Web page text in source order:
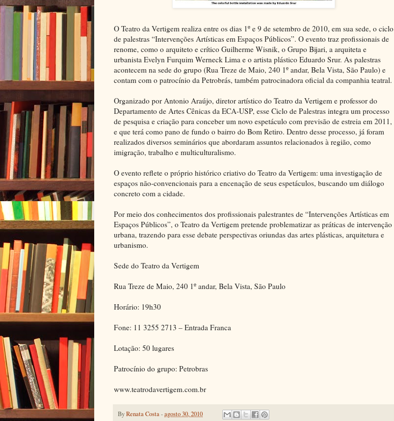
O Teatro da Vertigem realiza entre os dias 1º e 9 de setembro de 2010, em sua sede, o ciclo
de palestras “Intervenções Artísticas em Espaços Públicos”. O evento traz profissionais de
renome, como o arquiteto e crítico Guilherme Wisnik, o Grupo Bijari, a arquiteta e
urbanista Evelyn Furquim Werneck Lima e o artista plástico Eduardo Srur. As palestras
acontecem na sede do grupo (Rua Treze de Maio, 240 1º andar, Bela Vista, São Paulo) e
contam com o patrocínio da Petrobrás, também patrocinadora oficial da companhia teatral.
Organizado por Antonio Araújo, diretor artístico do Teatro da Vertigem e professor do
Departamento de Artes Cênicas da ECA-USP, esse Ciclo de Palestras integra um processo
de pesquisa e criação para conceber um novo espetáculo com previsão de estreia em 2011,
e que terá como pano de fundo o bairro do Bom Retiro. Dentro desse processo, já foram
realizados diversos seminários que abordaram assuntos relacionados à região, como
imigração, trabalho e multiculturalismo.
O evento reflete o próprio histórico criativo do Teatro da Vertigem: uma investigação de
espaços não-convencionais para a encenação de seus espetáculos, buscando um diálogo
concreto com a cidade.
Por meio dos conhecimentos dos profissionais palestrantes de “Intervenções Artísticas em
Espaços Públicos”, o Teatro da Vertigem pretende problematizar as práticas de intervenção
urbana, trazendo para esse debate perspectivas oriundas das artes plásticas, arquitetura e
urbanismo.
Sede do Teatro da Vertigem
Rua Treze de Maio, 240 1º andar, Bela Vista, São Paulo
Horário: 19h30
Fone: 11 3255 2713 – Entrada Franca
Lotação: 50 lugares
Patrocínio do grupo: Petrobras
www.teatrodavertigem.com.br
ByRenata Costa-agosto 30, 2010